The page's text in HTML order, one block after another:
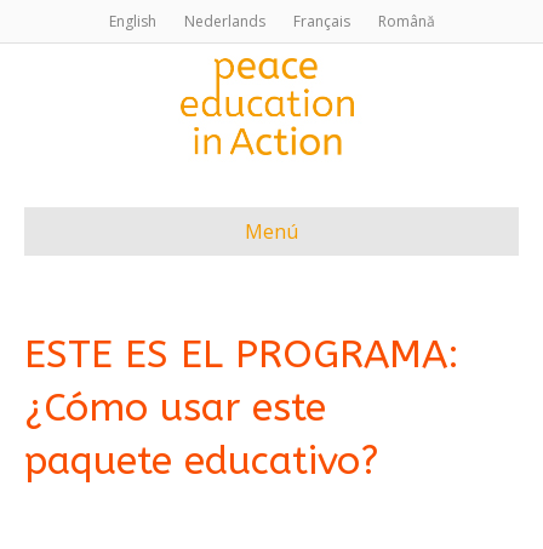
English Nederlands Français Română
Menú
ESTE ES EL PROGRAMA:
¿Cómo usar este
paquete educativo?